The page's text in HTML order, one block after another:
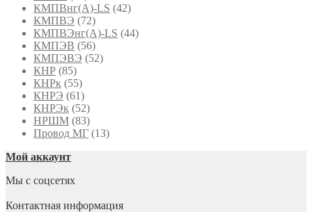
КМПВнг(А)-LS (42)
КМПВЭ (72)
КМПВЭнг(А)-LS (44)
КМПЭВ (56)
КМПЭВЭ (52)
КНР (85)
КНРк (55)
КНРЭ (61)
КНРЭк (52)
НРШМ (83)
Провод МГ (13)
Мой аккаунт
Мы с соцсетях
Контактная информация